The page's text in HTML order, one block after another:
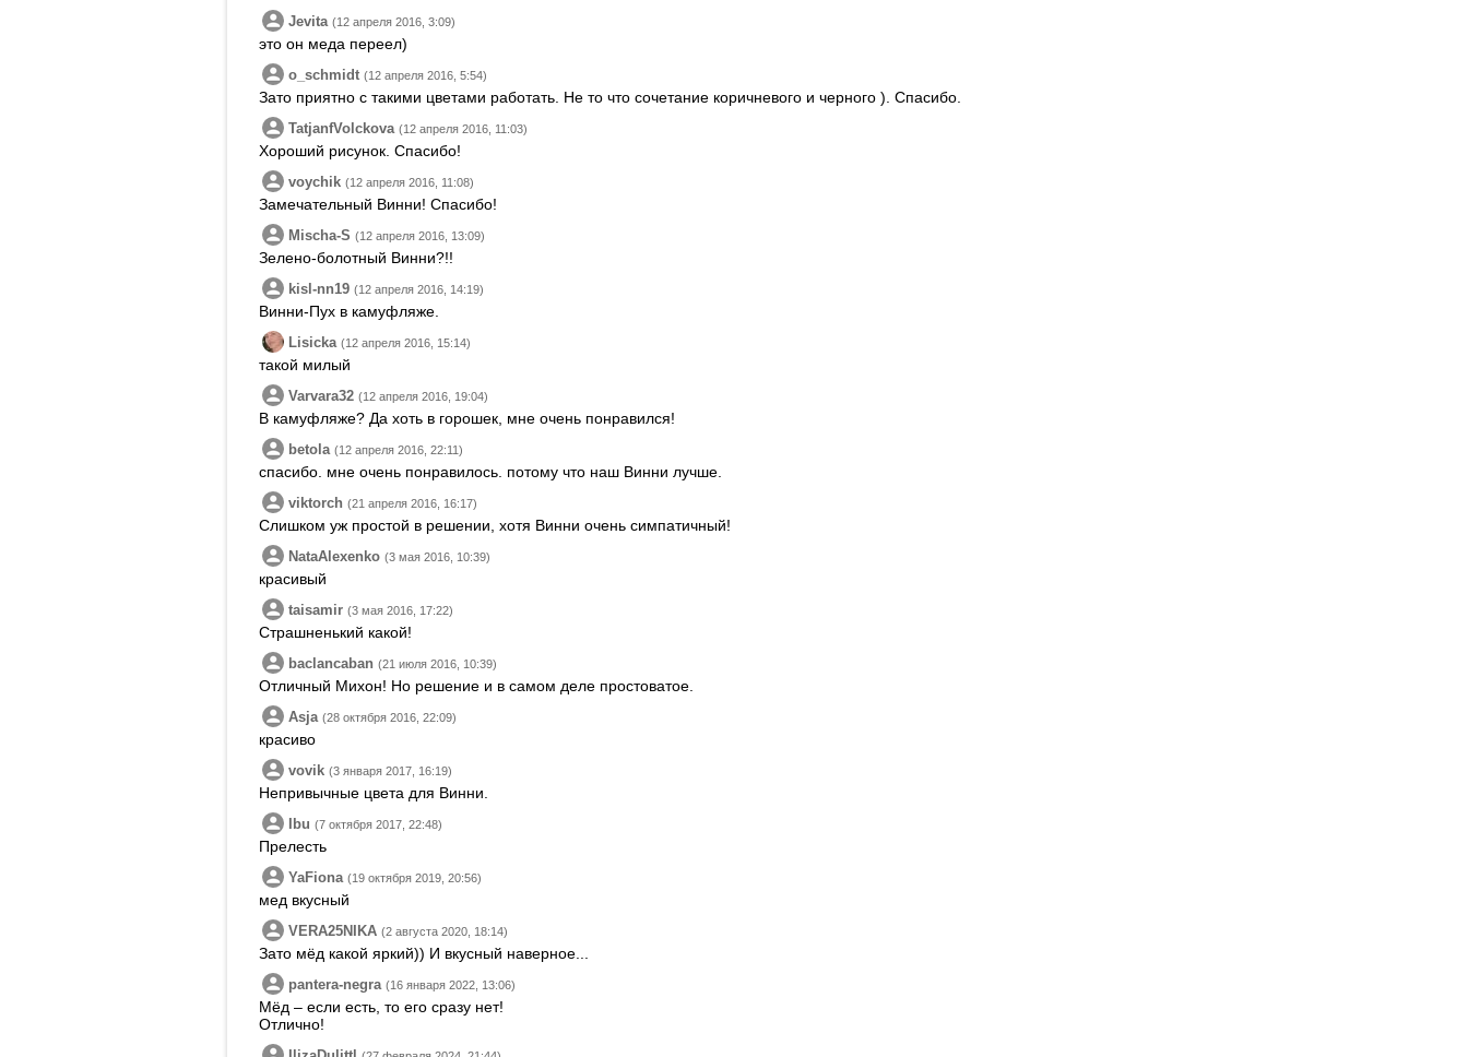
Jevita (12 апреля 2016, 3:09)
это он меда переел)
o_schmidt (12 апреля 2016, 5:54)
Зато приятно с такими цветами работать. Не то что сочетание коричневого и черного ). Спасибо.
TatjanfVolckova (12 апреля 2016, 11:03)
Хороший рисунок. Спасибо!
voychik (12 апреля 2016, 11:08)
Замечательный Винни! Спасибо!
Mischa-S (12 апреля 2016, 13:09)
Зелено-болотный Винни?!!
kisl-nn19 (12 апреля 2016, 14:19)
Винни-Пух в камуфляже.
Lisicka (12 апреля 2016, 15:14)
такой милый
Varvara32 (12 апреля 2016, 19:04)
В камуфляже? Да хоть в горошек, мне очень понравился!
betola (12 апреля 2016, 22:11)
спасибо. мне очень понравилось. потому что наш Винни лучше.
viktorch (21 апреля 2016, 16:17)
Слишком уж простой в решении, хотя Винни очень симпатичный!
NataAlexenko (3 мая 2016, 10:39)
красивый
taisamir (3 мая 2016, 17:22)
Страшненький какой!
baclancaban (21 июля 2016, 10:39)
Отличный Михон! Но решение и в самом деле простоватое.
Asja (28 октября 2016, 22:09)
красиво
vovik (3 января 2017, 16:19)
Непривычные цвета для Винни.
Ibu (7 октября 2017, 22:48)
Прелесть
YaFiona (19 октября 2019, 20:56)
мед вкусный
VERA25NIKA (2 августа 2020, 18:14)
Зато мёд какой яркий)) И вкусный наверное...
pantera-negra (16 января 2022, 13:06)
Мёд – если есть, то его сразу нет!
Отлично!